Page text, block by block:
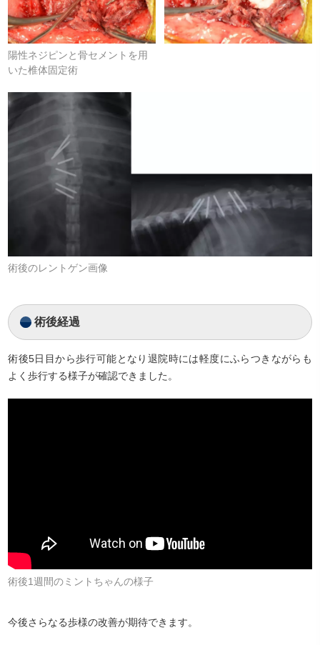
陽性ネジピンと骨セメントを用
いた椎体固定術
術後のレントゲン画像
術後経過
術後5日目から歩行可能となり退院時には軽度にふらつきながらも
よく歩行する様子が確認できました。
術後1週間のミントちゃんの様子
今後さらなる歩様の改善が期待できます。